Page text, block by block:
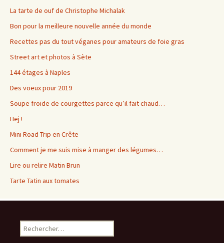
La tarte de ouf de Christophe Michalak
Bon pour la meilleure nouvelle année du monde
Recettes pas du tout véganes pour amateurs de foie gras
Street art et photos à Sète
144 étages à Naples
Des voeux pour 2019
Soupe froide de courgettes parce qu’il fait chaud…
Hej !
Mini Road Trip en Crête
Comment je me suis mise à manger des légumes…
Lire ou relire Matin Brun
Tarte Tatin aux tomates
Rechercher :